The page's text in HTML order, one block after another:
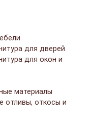
для дверей
для окон и
материалы
отливы, откосы и